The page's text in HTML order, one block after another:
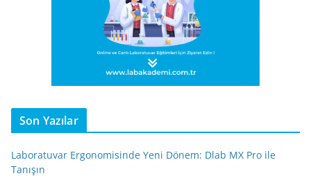
Son Yazılar
Laboratuvar Ergonomisinde Yeni Dönem: Dlab MX Pro ile
Tanışın